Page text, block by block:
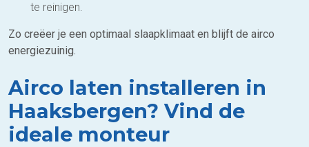
te reinigen.
Zo creëer je een optimaal slaapklimaat en blijft de airco
energiezuinig.
Airco laten installeren in
Haaksbergen? Vind de
ideale monteur